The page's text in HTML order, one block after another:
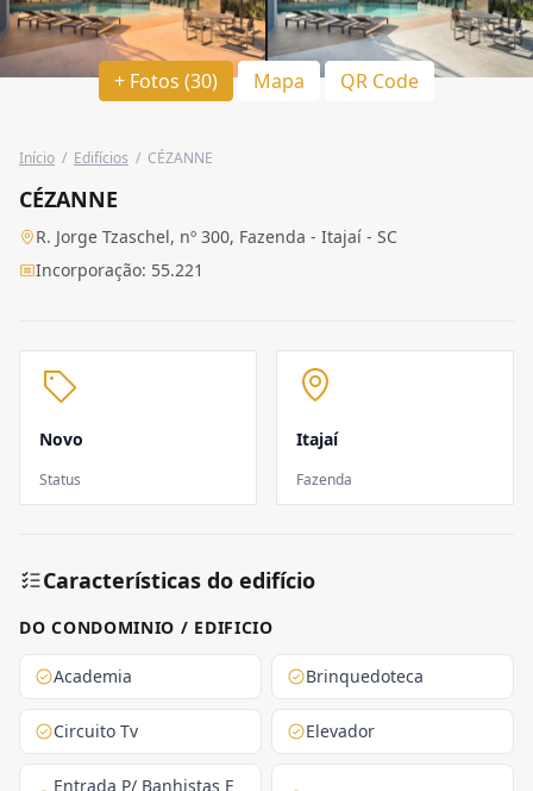
+ Fotos (30) Mapa QR Code
Início / Edifícios / CÉZANNE
CÉZANNE
R. Jorge Tzaschel, nº 300, Fazenda - Itajaí - SC
Incorporação: 55.221
Novo
Status
Itajaí
Fazenda
Características do edifício
DO CONDOMINIO / EDIFICIO
Academia Brinquedoteca
Circuito Tv Elevador
Entrada P/ Banhistas E